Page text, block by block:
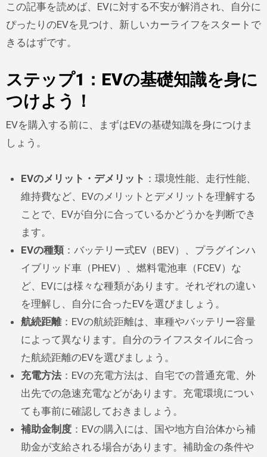
この記事を読めば、EVに対する不安が解消され、自分に
ぴったりのEVを見つけ、新しいカーライフをスタートで
きるはずです。
ステップ1：EVの基礎知識を身に
つけよう！
EVを購入する前に、まずはEVの基礎知識を身につけま
しょう。
EVのメリット・デメリット ：環境性能、走行性能、
維持費など、EVのメリットとデメリットを理解する
ことで、EVが自分に合っているかどうかを判断でき
ます。
EVの種類：バッテリー式EV（BEV）、プラグインハ
イブリッド車（PHEV）、燃料電池車（FCEV）な
ど、EVには様々な種類があります。それぞれの違い
を理解し、自分に合ったEVを選びましょう。
航続距離：EVの航続距離は、車種やバッテリー容量
によって異なります。自分のライフスタイルに合っ
た航続距離のEVを選びましょう。
充電方法 ：EVの充電方法は、自宅での普通充電、外
出先での急速充電などがあります。充電環境につい
ても事前に確認しておきましょう。
補助金制度 ：EVの購入には、国や地方自治体から補
助金が支給される場合があります。補助金の条件や